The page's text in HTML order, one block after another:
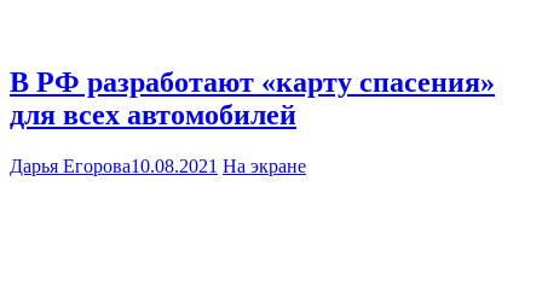
В РФ разработают «карту спасения»
для всех автомобилей
Дарья Егорова10.08.2021 На экране